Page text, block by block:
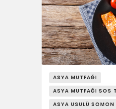
BBQ
ASYA MUTFAĞI
ASYA MUTFAĞI SOS
ASYA USULÜ